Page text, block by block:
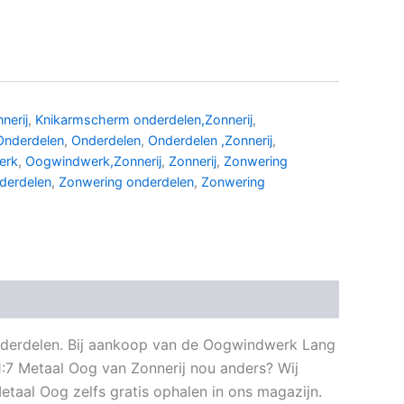
, Knikarmscherm onderdelen,Zonnerij,
, Onderdelen, Onderdelen ,Zonnerij,
, Oogwindwerk,Zonnerij, Zonnerij, Zonwering
, Zonwering onderdelen, Zonwering
Bij aankoop van de Oogwindwerk Lang
Metaal Oog van Zonnerij nou anders? Wij
Oog zelfs gratis ophalen in ons magazijn.